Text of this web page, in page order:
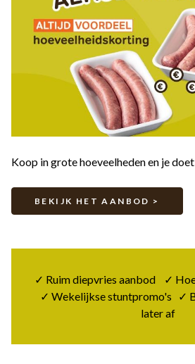
Koop in grote hoeveelheden en je
BEKIJK HET AANBOD >
✓ Ruim diepvries aanbod ✓
✓ Wekelijkse stuntpromo's ✓
later af